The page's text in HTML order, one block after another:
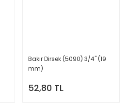
Bakır Dirsek (5090) 3/4'' (19
mm)
52,80 TL